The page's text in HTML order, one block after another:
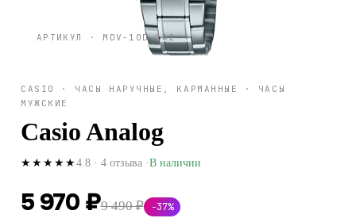
АРТИКУЛ · MDV-10D-1A2
CASIO · ЧАСЫ НАРУЧНЫЕ, КАРМАННЫЕ · ЧАСЫ
МУЖСКИЕ
Casio Analog
★★★★★4.8 · 4 отзыва ·В наличии
5 970 ₽9 490 ₽ −37%